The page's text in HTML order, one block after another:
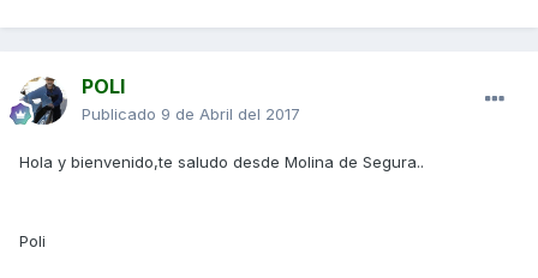
POLI
Publicado 9 de Abril del 2017
Hola y bienvenido,te saludo desde Molina de Segura..
Poli